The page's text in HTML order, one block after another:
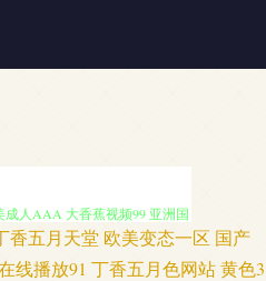
91网站传媒Tv 久久网站链接
视频 在线天堂9 在线观看你
香五月天堂 欧美变态一区 国产
线播放91 丁香五月色网站黄色3